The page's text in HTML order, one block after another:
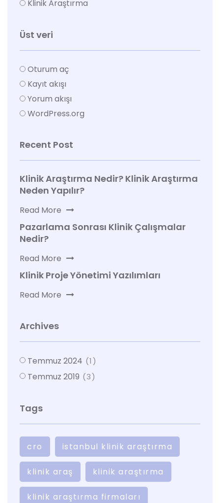
Klinik Araştırma
Üst veri
Oturum aç
Kayıt akışı
Yorum akışı
WordPress.org
Recent Post
Klinik Araştırma Nedir? Klinik Araştırma
Neden Yapılır?
Read More
Pazarlama Sonrası Klinik Çalışmalar
Nedir?
Read More
Klinik Proje Yönetimi Yazılımları
Read More
Archives
Temmuz 2024 (1)
Temmuz 2019 (3)
Tags
cro istanbul klinik araştırma
klinik araş klinik araştırma
klinik araştırma firmaları